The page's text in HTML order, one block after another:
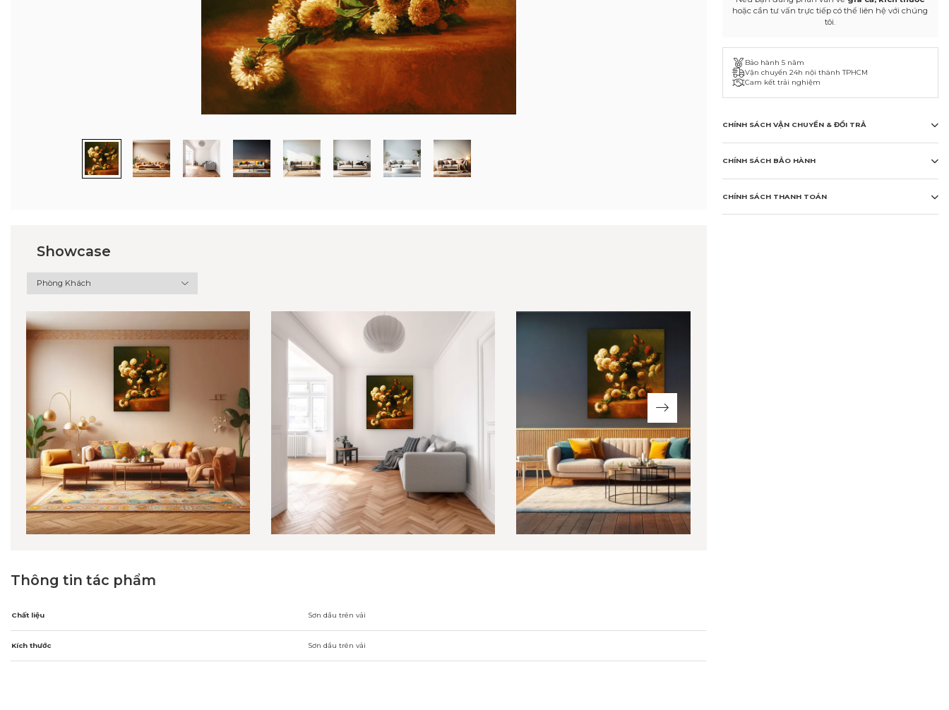
hoặc cần tư vấn trực tiếp có thể liên hệ với chúng
tôi.
Bảo hành 5 năm
Vận chuyển 24h nội thành TPHCM
Cam kết trải nghiệm
CHÍNH SÁCH VẬN CHUYỂN & ĐỔI TRẢ
CHÍNH SÁCH BẢO HÀNH
CHÍNH SÁCH THANH TOÁN
Showcase
Thông tin tác phẩm
Chất liệu Sơn dầu trên vải
Kích thước Sơn dầu trên vải